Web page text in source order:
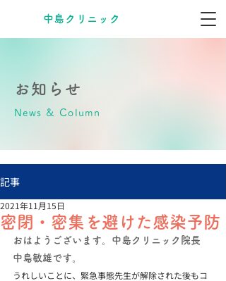
​中島クリニック
お知らせ
News & Column
記事
密閉・密集を避けた感染予防
2021年11月15日
おはようございます。中島クリニック院長
中島敏雄です。
うれしいことに、緊急事態先生が解除された後もコ